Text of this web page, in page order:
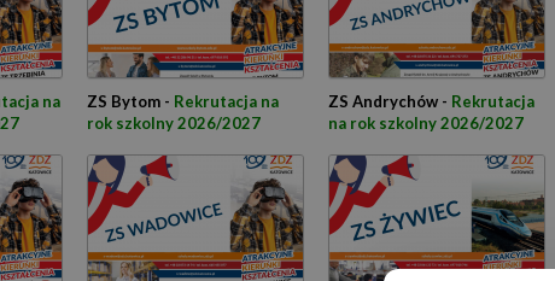
na
ZS Bytom - Rekrutacja na
rok szkolny 2026/2027
ZS Andrychów - Rekrutacja
na rok szkolny 2026/2027